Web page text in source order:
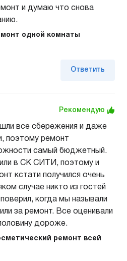
и думаю что снова
одной комнаты
Ответить
Рекомендую
все сбережения и даже
поэтому ремонт
самый бюджетный.
в СК СИТИ, поэтому и
кстати получился очень
случае никто из гостей
когда мы называли
за ремонт. Все оценивали
дороже.
ремонт всей